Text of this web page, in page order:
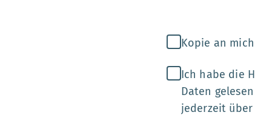
Kopie an
Ich habe die
Daten
jederzeit